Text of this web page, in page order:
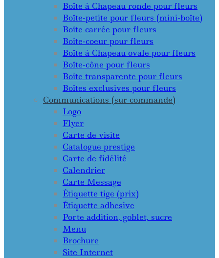
Boîte à Chapeau ronde pour fleurs
Boîte-petite pour fleurs (mini-boîte)
Boîte carrée pour fleurs
Boîte-coeur pour fleurs
Boîte à Chapeau ovale pour fleurs
Boîte-cône pour fleurs
Boîte transparente pour fleurs
Boîtes exclusives pour fleurs
Communications (sur commande)
Logo
Flyer
Carte de visite
Catalogue prestige
Carte de fidélité
Calendrier
Carte Message
Étiquette tige (prix)
Étiquette adhesive
Porte addition, goblet, sucre
Menu
Brochure
Site Internet